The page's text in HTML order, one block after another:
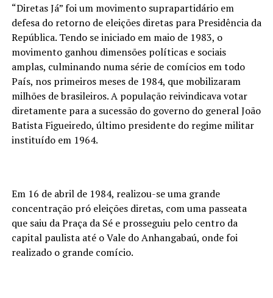
“Diretas Já” foi um movimento suprapartidário em
defesa do retorno de eleições diretas para Presidência da
República. Tendo se iniciado em maio de 1983, o
movimento ganhou dimensões políticas e sociais
amplas, culminando numa série de comícios em todo
País, nos primeiros meses de 1984, que mobilizaram
milhões de brasileiros. A população reivindicava votar
diretamente para a sucessão do governo do general João
Batista Figueiredo, último presidente do regime militar
instituído em 1964.
Em 16 de abril de 1984, realizou-se uma grande
concentração pró eleições diretas, com uma passeata
que saiu da Praça da Sé e prosseguiu pelo centro da
capital paulista até o Vale do Anhangabaú, onde foi
realizado o grande comício.